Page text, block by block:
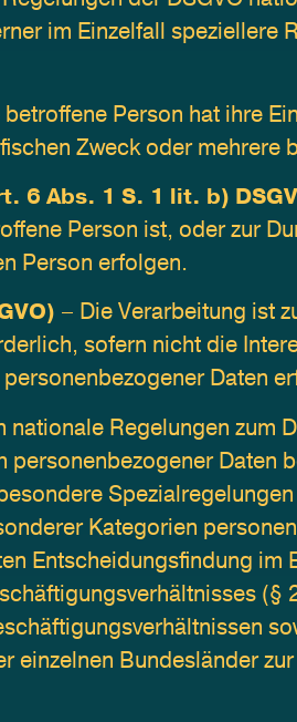
im Einzelfall speziellere
betroffene Person hat ihre
Zweck oder mehrere
6 Abs. 1 S. 1 lit. b)
Person ist, oder zur
Person erfolgen.
– Die Verarbeitung ist
sofern nicht die
Daten
Regelungen zum
Daten
Kategorien
Entscheidungsfindung
einzelnen Bundesländer